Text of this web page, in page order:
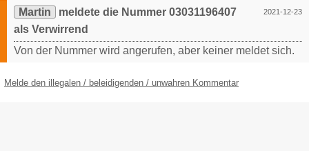
2021-12-23
Martin
meldete die Nummer 03031196407
als Verwirrend
Von der Nummer wird angerufen, aber keiner meldet sich.
Melde den illegalen / beleidigenden / unwahren Kommentar